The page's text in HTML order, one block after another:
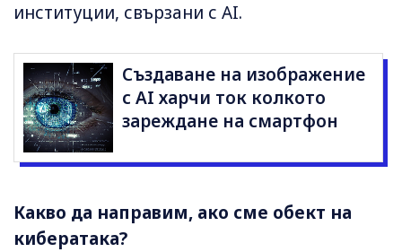
институции, свързани с AI.
Създаване на изображение
с AI харчи ток колкото
зареждане на смартфон
Какво да направим, ако сме обект на
кибератака?